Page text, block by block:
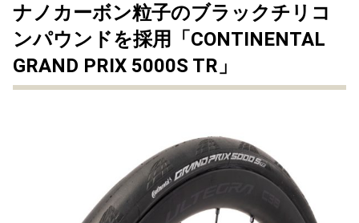
ナノカーボン粒子のブラックチリコ
ンパウンドを採用「CONTINENTAL
GRAND PRIX 5000S TR」